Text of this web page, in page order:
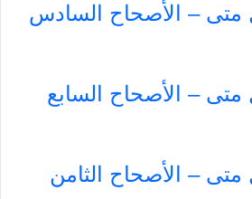
متى – الأصحاح السادس
متى – الأصحاح السابع
متى – الأصحاح الثامن